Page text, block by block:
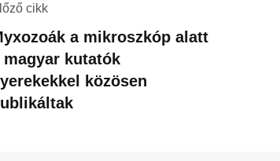
cikk
a mikroszkóp alatt
magyar kutatók
közösen